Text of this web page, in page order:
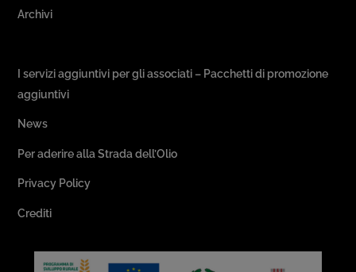
Archivi
I servizi aggiuntivi per gli associati – Pacchetti di promozione
aggiuntivi
News
Per aderire alla Strada dell’Olio
Privacy Policy
Crediti